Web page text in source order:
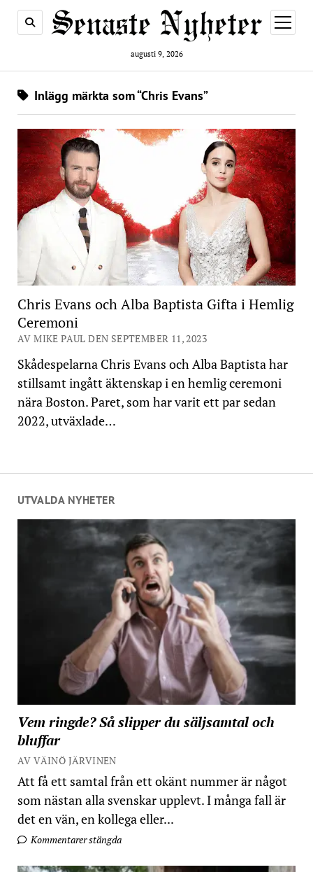
augusti 9, 2026
öppna
meny
UTVALDA NYHETER
Vem ringde? Så slipper du säljsamtal och
bluffar
AV VÄINÖ JÄRVINEN
Att få ett samtal från ett okänt nummer är något
som nästan alla svenskar upplevt. I många fall är
det en vän, en kollega eller...
Kommentarer stängda
Inlägg märkta som “Chris Evans”
Chris Evans och Alba Baptista Gifta i Hemlig
Ceremoni
AV MIKE PAUL DEN SEPTEMBER 11, 2023
Skådespelarna Chris Evans och Alba Baptista har
stillsamt ingått äktenskap i en hemlig ceremoni
nära Boston. Paret, som har varit ett par sedan
2022, utväxlade…